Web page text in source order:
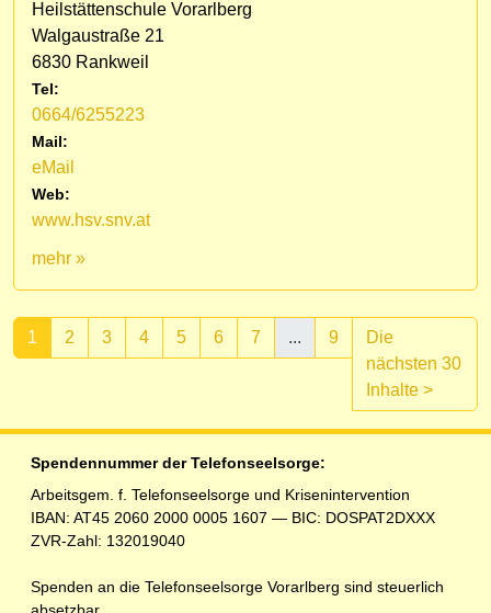
Heilstättenschule Vorarlberg
Walgaustraße 21
6830 Rankweil
Tel:
0664/6255223
Mail:
eMail
Web:
www.hsv.snv.at
mehr »
1
2 3 4 5 6 7 ... 9
Die
nächsten 30
Inhalte >
Spendennummer der Telefonseelsorge:
Arbeitsgem. f. Telefonseelsorge und Krisenintervention
IBAN: AT45 2060 2000 0005 1607 — BIC: DOSPAT2DXXX
ZVR-Zahl: 132019040
Spenden an die Telefonseelsorge Vorarlberg sind steuerlich